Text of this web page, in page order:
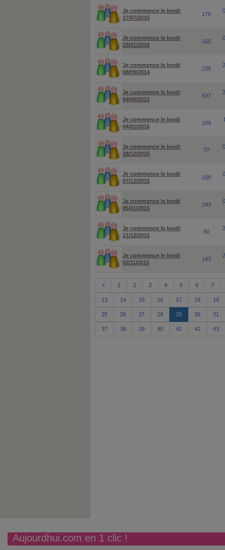
Je commence le lundi
27/07/2015
178
Je commence le lundi
25/01/2016
165
Je commence le lundi
08/09/2014
238
Je commence le lundi
04/06/2012
637
Je commence le lundi
04/01/2016
109
Je commence le lundi
28/12/2015
77
Je commence le lundi
07/12/2015
108
Je commence le lundi
05/01/2015
243
Je commence le lundi
21/12/2015
90
Je commence le lundi
02/11/2015
143
« 1 2 3 4 5 6 7
13 14 15 16 17 18 19
25 26 27 28 29 30 31
37 38 39 40 41 42 43
Aujourdhui.com en 1 clic !